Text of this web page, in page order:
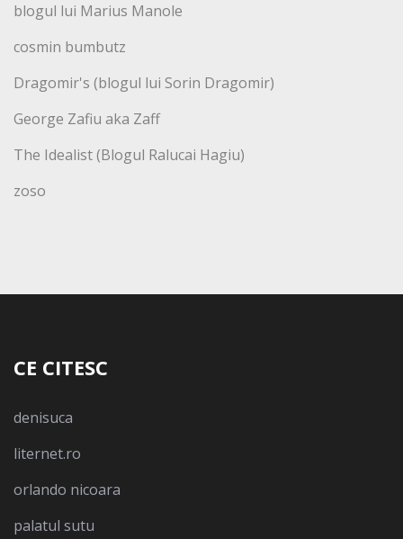
blogul lui Marius Manole
cosmin bumbutz
Dragomir's (blogul lui Sorin Dragomir)
George Zafiu aka Zaff
The Idealist (Blogul Ralucai Hagiu)
zoso
CE CITESC
denisuca
liternet.ro
orlando nicoara
palatul sutu